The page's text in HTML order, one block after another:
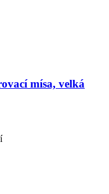
mísa, velká